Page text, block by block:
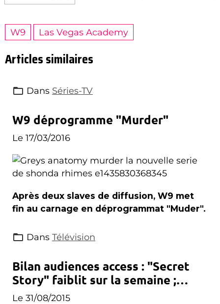
W9 Las Vegas Academy
Articles similaires
Dans Séries-TV
W9 déprogramme "Murder"
Le 17/03/2016
Après deux slaves de diffusion, W9 met
fin au carnage en déprogrammat "Muder".
Dans Télévision
Bilan audiences access : "Secret
Story" faiblit sur la semaine ;
"L'académie des 9" démarre
Le 31/08/2015